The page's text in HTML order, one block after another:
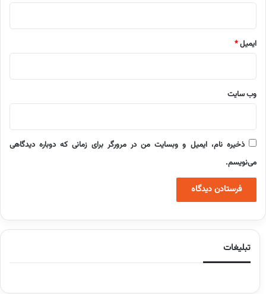
ایمیل*
وب‌ سایت
ذخیره نام، ایمیل و وبسایت من در مرورگر برای زمانی که دوباره دیدگاهی
می‌نویسم.
تبلیغات